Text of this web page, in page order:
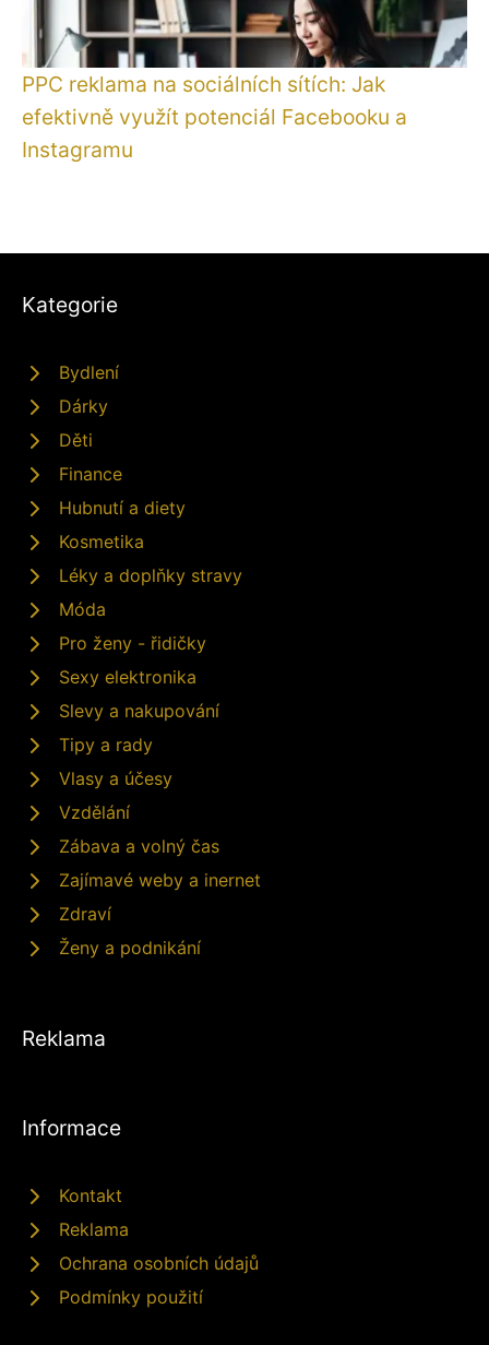
PPC reklama na sociálních sítích: Jak
efektivně využít potenciál Facebooku a
Instagramu
Kategorie
Bydlení
Dárky
Děti
Finance
Hubnutí a diety
Kosmetika
Léky a doplňky stravy
Móda
Pro ženy - řidičky
Sexy elektronika
Slevy a nakupování
Tipy a rady
Vlasy a účesy
Vzdělání
Zábava a volný čas
Zajímavé weby a inernet
Zdraví
Ženy a podnikání
Reklama
Informace
Kontakt
Reklama
Ochrana osobních údajů
Podmínky použití